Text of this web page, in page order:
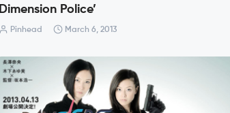
Dimension Police’
Pinhead March 6, 2013